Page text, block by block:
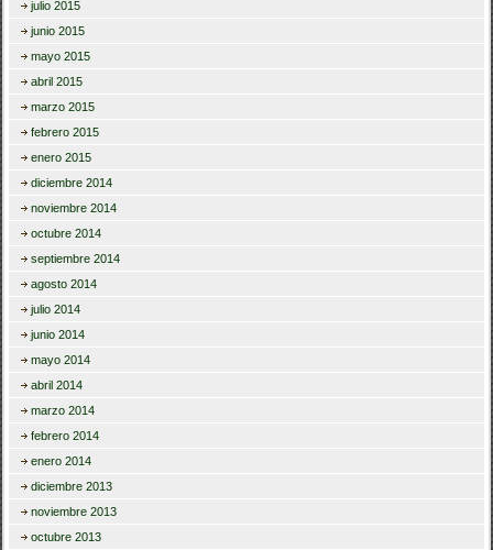
julio 2015
junio 2015
mayo 2015
abril 2015
marzo 2015
febrero 2015
enero 2015
diciembre 2014
noviembre 2014
octubre 2014
septiembre 2014
agosto 2014
julio 2014
junio 2014
mayo 2014
abril 2014
marzo 2014
febrero 2014
enero 2014
diciembre 2013
noviembre 2013
octubre 2013